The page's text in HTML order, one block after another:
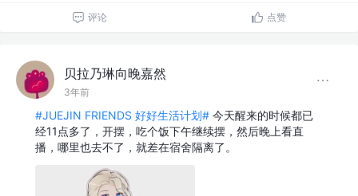
评论 点赞
贝拉乃琳向晚嘉然
3年前
#JUEJIN FRIENDS 好好生活计划# 今天醒来的时候都已
经11点多了，开摆，吃个饭下午继续摆，然后晚上看直
播，哪里也去不了，就差在宿舍隔离了。